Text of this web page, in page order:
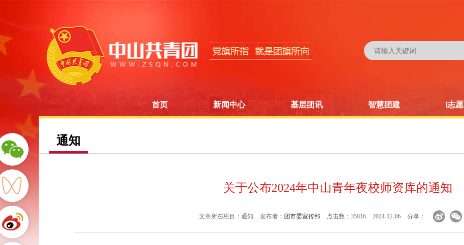
首页 新闻中心 基层团讯 智慧团建 i志愿
通知
关于公布2024年中山青年夜校师资库的通知
文章所在栏目：通知 发布者： 团市委宣传部 点击数：35816 2024-12-06 分享：